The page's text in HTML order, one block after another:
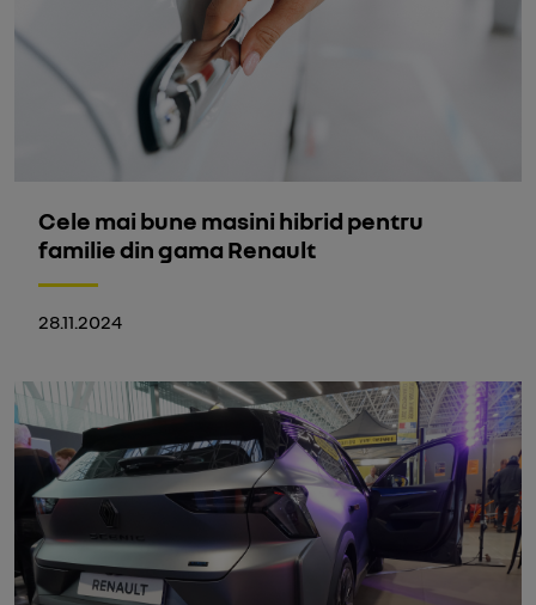
Cele mai bune masini hibrid pentru
familie din gama Renault
28.11.2024